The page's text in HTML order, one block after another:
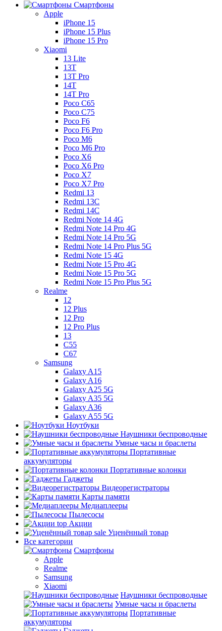
Смартфоны
Apple
iPhone 15
iPhone 15 Plus
iPhone 15 Pro
Xiaomi
13 Lite
13T
13T Pro
14T
14T Pro
Poco C65
Poco C75
Poco F6
Poco F6 Pro
Poco M6
Poco M6 Pro
Poco X6
Poco X6 Pro
Poco X7
Poco X7 Pro
Redmi 13
Redmi 13C
Redmi 14C
Redmi Note 14 4G
Redmi Note 14 Pro 4G
Redmi Note 14 Pro 5G
Redmi Note 14 Pro Plus 5G
Redmi Note 15 4G
Redmi Note 15 Pro 4G
Redmi Note 15 Pro 5G
Redmi Note 15 Pro Plus 5G
Realme
12
12 Plus
12 Pro
12 Pro Plus
13
C55
C67
Samsung
Galaxy A15
Galaxy A16
Galaxy A25 5G
Galaxy A35 5G
Galaxy A36
Galaxy A55 5G
Ноутбуки
Наушники беспроводные
Умные часы и браслеты
Портативные
аккумуляторы
Портативные колонки
Гаджеты
Видеорегистраторы
Карты памяти
Медиаплееры
Пылесосы
top Акции
sale Уценённый товар
Все категории
Смартфоны
Apple
Realme
Samsung
Xiaomi
Наушники беспроводные
Умные часы и браслеты
Портативные
аккумуляторы